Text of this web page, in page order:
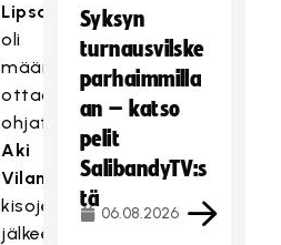
Lipsasen
oli
määrä
ottaa
ohjat
Aki
Vilanderilta
kisojen
jälkeen.
Syksyn
turnausvilske
parhaimmilla
an – katso
pelit
SalibandyTV:s
tä
06.08.2026